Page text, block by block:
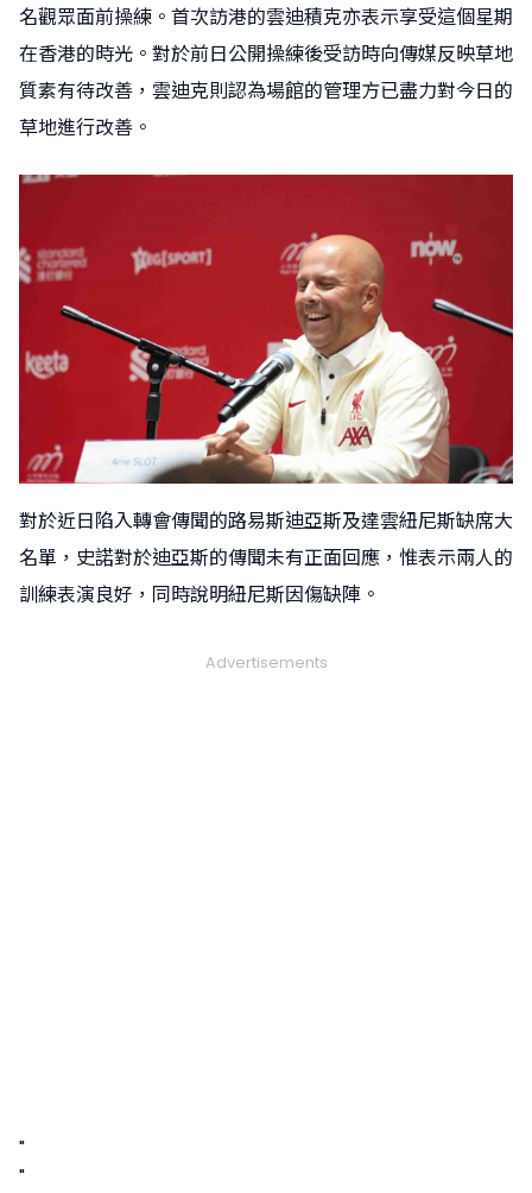
名觀眾面前操練。首次訪港的雲迪積克亦表示享受這個星期
在香港的時光。對於前日公開操練後受訪時向傳媒反映草地
質素有待改善，雲迪克則認為場館的管理方已盡力對今日的
草地進行改善。
對於近日陷入轉會傳聞的路易斯迪亞斯及達雲紐尼斯缺席大
名單，史諾對於迪亞斯的傳聞未有正面回應，惟表示兩人的
訓練表演良好，同時說明紐尼斯因傷缺陣。
Advertisements
"
"